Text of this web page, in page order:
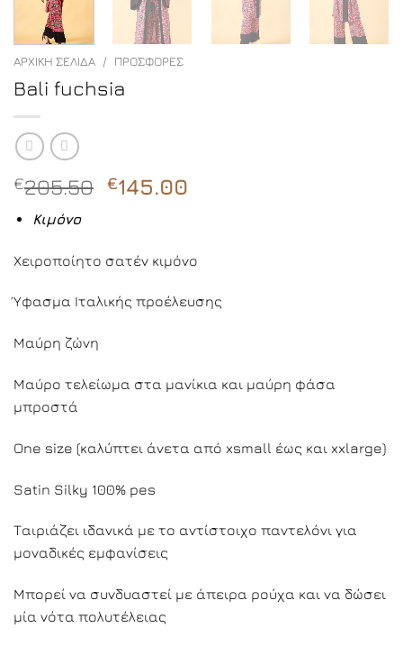
ΑΡΧΙΚΉ ΣΕΛΊΔΑ / ΠΡΟΣΦΟΡΈΣ
Bali fuchsia
€205.50 Original
€205.50.
€145.00
€145.00.
Κιμόνο
Χειροποίητο σατέν κιμόνο
Ύφασμα Ιταλικής προέλευσης
Μαύρη ζώνη
Μαύρο τελείωμα στα μανίκια και μαύρη φάσα
μπροστά
One size (καλύπτει άνετα από xsmall έως και xxlarge)
Satin Silky 100% pes
Ταιριάζει ιδανικά με το αντίστοιχο παντελόνι για
μοναδικές εμφανίσεις
Μπορεί να συνδυαστεί με άπειρα ρούχα και να δώσει
μία νότα πολυτέλειας